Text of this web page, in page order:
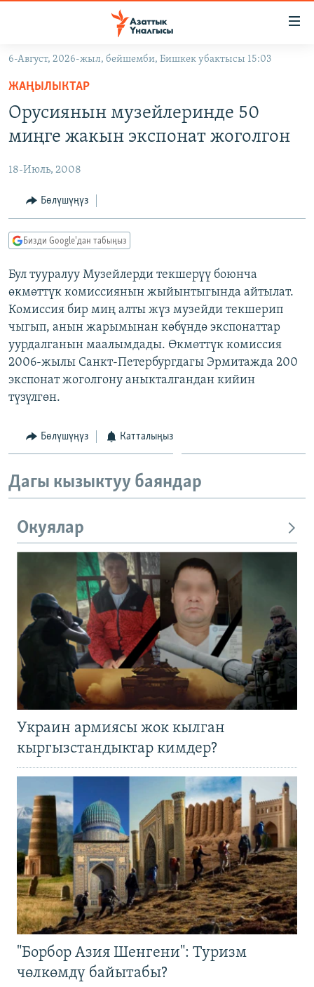
Навигацияга
өтүңүз
Издөөгө
салыңызКЫРГЫЗСТАН
ЭКОНОМИКА
МАДАНИЯТ
ДҮЙНӨ
БОРБОР АЗИЯ
АТАЙЫН ИЛИКТӨӨ
ТВ ПРОГРАММАЛАР
ЭКСПЕРТТЕР ТАЛДАЙТ
БИЗ ЖАНА ДҮЙНӨ
ДАНИСТЕ
ЭЖЕ-СИҢДИЛЕР
АЗАТТЫК+
ЫҢГАЙСЫЗ СУРООЛОР
ӨЗГӨЧӨ ПИКИР
Русский
ОНЛАЙН ШЕРИНЕ
6-Август, 2026-жыл, бейшемби, Бишкек убактысы 15:03
ЖАҢЫЛЫКТАР
Орусиянын музейлеринде 50
миңге жакын экспонат жоголгон
18-Июль, 2008
Бөлүшүңүз
Бизди Google'дан табыңыз
Бул тууралуу Музейлерди текшерүү боюнча
өкмөттүк комиссиянын жыйынтыгында айтылат.
Комиссия бир миң алты жүз музейди текшерип
чыгып, анын жарымынан көбүндө экспонаттар
уурдалганын маалымдады. Өкмөттүк комиссия
2006-жылы Санкт-Петербургдагы Эрмитажда 200
экспонат жоголгону аныкталгандан кийин
түзүлгөн.
Бөлүшүңүз Катталыңыз
Дагы кызыктуу баяндар
Окуялар
Украин армиясы жок кылган
кыргызстандыктар кимдер?
"Борбор Азия Шенгени": Туризм
чөлкөмдү байытабы?